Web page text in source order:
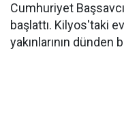
Cumhuriyet
başlattı. Kilyos'taki
yakınlarının dünden